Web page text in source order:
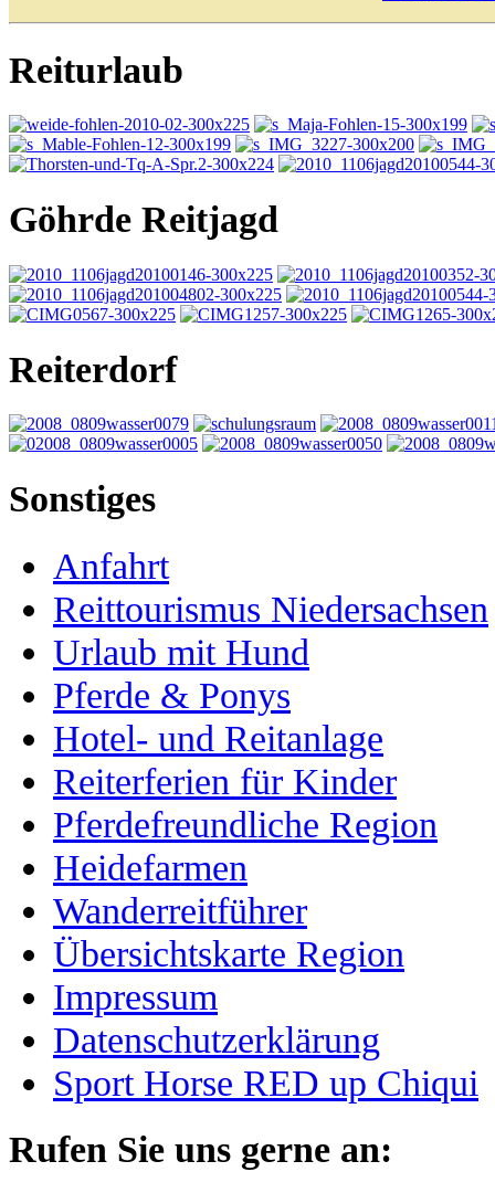
Reiturlaub
Göhrde Reitjagd
Reiterdorf
Sonstiges
Anfahrt
Reittourismus Niedersachsen
Urlaub mit Hund
Pferde & Ponys
Hotel- und Reitanlage
Reiterferien für Kinder
Pferdefreundliche Region
Heidefarmen
Wanderreitführer
Übersichtskarte Region
Impressum
Datenschutzerklärung
Sport Horse RED up Chiqui
Rufen Sie uns gerne an: